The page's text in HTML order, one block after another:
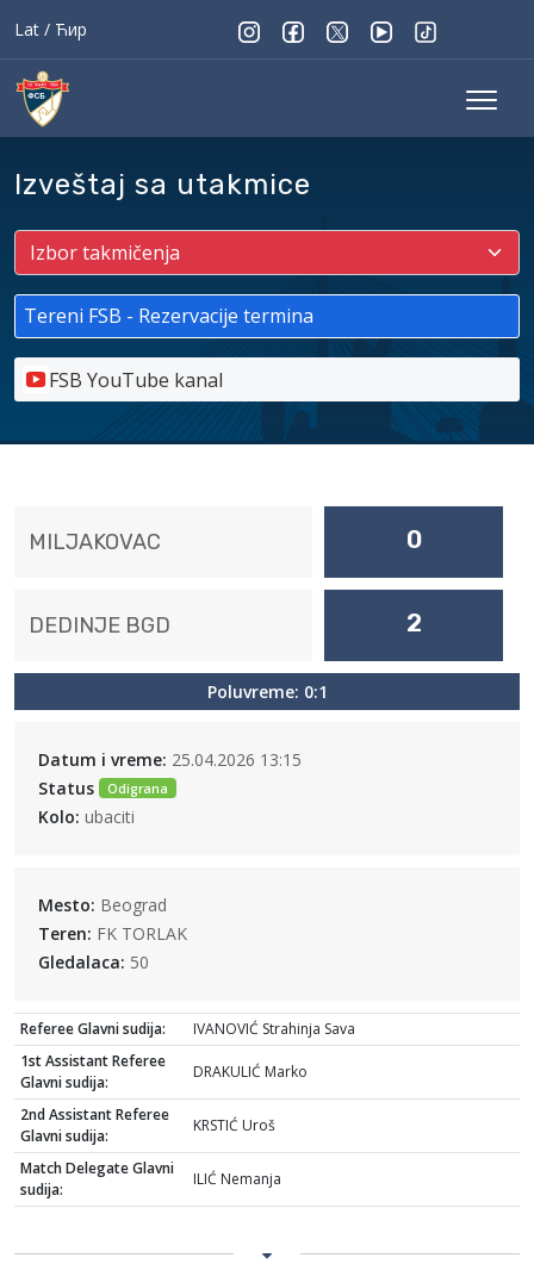
Lat / Ћир
Izveštaj sa utakmice
Tereni FSB - Rezervacije termina
FSB YouTube kanal
MILJAKOVAC 0
DEDINJE BGD 2
Poluvreme: 0:1
Datum i vreme: 25.04.2026 13:15
Status
Odigrana
Kolo: ubaciti
Mesto: Beograd
Teren: FK TORLAK
Gledalaca: 50
Referee Glavni sudija:
IVANOVIĆ Strahinja Sava
1st Assistant Referee
Glavni sudija:
DRAKULIĆ Marko
2nd Assistant Referee
Glavni sudija:
KRSTIĆ Uroš
Match Delegate Glavni
sudija:
ILIĆ Nemanja